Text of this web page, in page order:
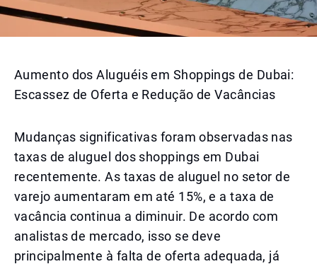
Aumento dos Aluguéis em Shoppings de Dubai:
Escassez de Oferta e Redução de Vacâncias
Mudanças significativas foram observadas nas
taxas de aluguel dos shoppings em Dubai
recentemente. As taxas de aluguel no setor de
varejo aumentaram em até 15%, e a taxa de
vacância continua a diminuir. De acordo com
analistas de mercado, isso se deve
principalmente à falta de oferta adequada, já